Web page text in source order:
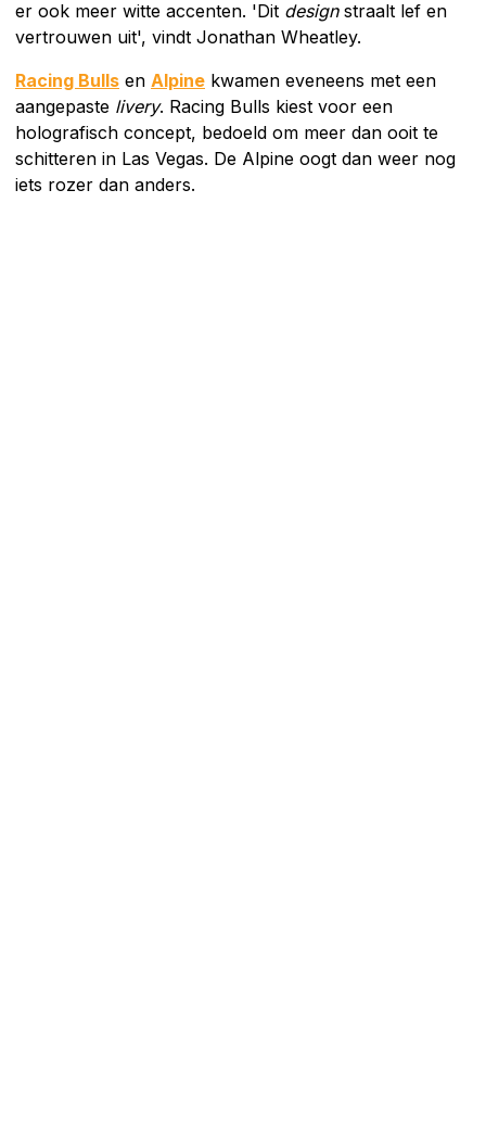
er ook meer witte accenten. 'Dit design straalt lef en
vertrouwen uit', vindt Jonathan Wheatley.
Racing Bulls en Alpine kwamen eveneens met een
aangepaste livery. Racing Bulls kiest voor een
holografisch concept, bedoeld om meer dan ooit te
schitteren in Las Vegas. De Alpine oogt dan weer nog
iets rozer dan anders.